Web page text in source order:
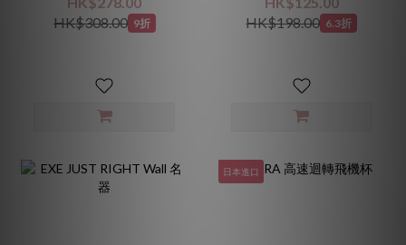
HK$308.00 9折
HK$198.00 6.3折
日本進口